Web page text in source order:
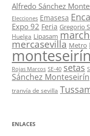
Alfredo Sánchez
Elecciones Emasesa
Expo 92 Feria Gregorio
Huelga Lipasam
mercasevilla Metro
Rojas Marcos SE-40 setas
Sánchez Monteseirín
tranvía de sevilla
ENLACES